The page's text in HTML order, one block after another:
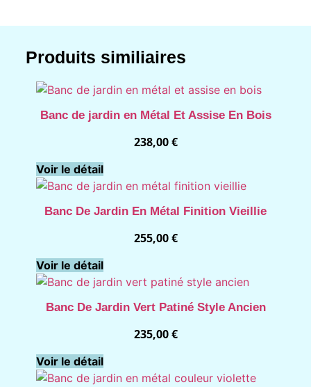
Produits similiaires
Banc de jardin en Métal Et Assise En Bois
238,00€
Voir le détail
Banc De Jardin En Métal Finition Vieillie
255,00€
Voir le détail
Banc De Jardin Vert Patiné Style Ancien
235,00€
Voir le détail